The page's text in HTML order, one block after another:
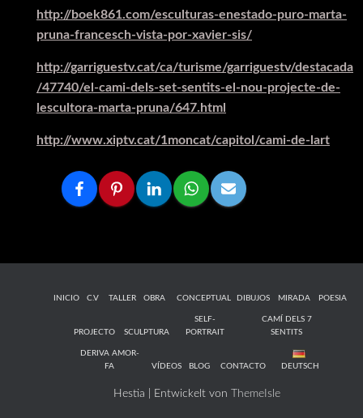
http://boek861.com/esculturas-enestado-puro-marta-
pruna-francesch-vista-por-xavier-sis/
http://garriguestv.cat/ca/turisme/garriguestv/destacada
/47740/el-cami-dels-set-sentits-el-nou-projecte-de-
lescultora-marta-pruna/647.html
http://www.xiptv.cat/1moncat/capitol/cami-de-lart
INICIO C.V TALLER OBRA CONCEPTUAL DIBUJOS MIRADA POESIA
PROJECTO SCULPTURA
SELF-
PORTRAIT
CAMÍ DELS 7
SENTITS
DERIVA AMOR-
FA
VÍDEOS BLOG CONTACTO DEUTSCH
Hestia | Entwickelt von ThemeIsle